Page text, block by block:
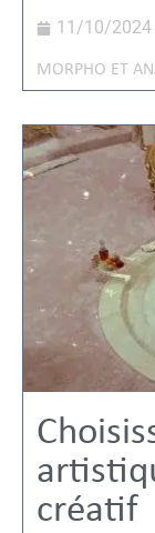
11/10/2024
MORPHO ET
créatif